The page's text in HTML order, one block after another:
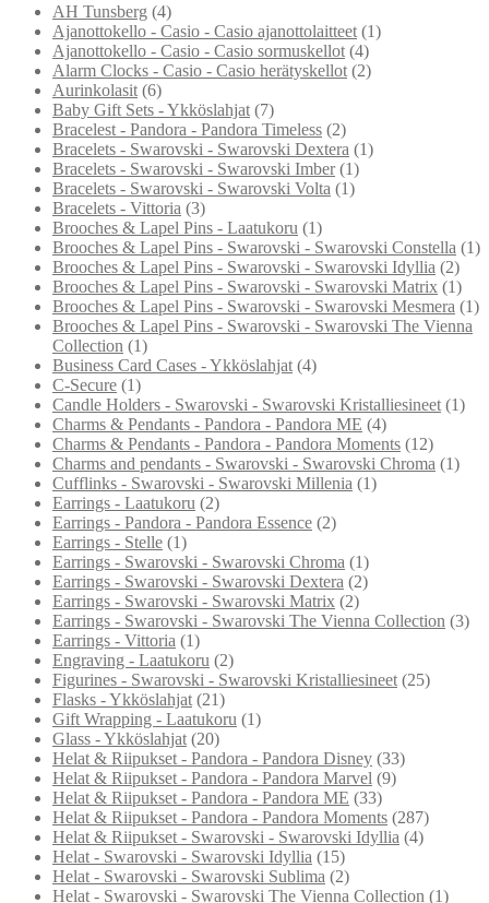
AH Tunsberg (4)
Ajanottokello - Casio - Casio ajanottolaitteet (1)
Ajanottokello - Casio - Casio sormuskellot (4)
Alarm Clocks - Casio - Casio herätyskellot (2)
Aurinkolasit (6)
Baby Gift Sets - Ykköslahjat (7)
Bracelest - Pandora - Pandora Timeless (2)
Bracelets - Swarovski - Swarovski Dextera (1)
Bracelets - Swarovski - Swarovski Imber (1)
Bracelets - Swarovski - Swarovski Volta (1)
Bracelets - Vittoria (3)
Brooches & Lapel Pins - Laatukoru (1)
Brooches & Lapel Pins - Swarovski - Swarovski Constella (1)
Brooches & Lapel Pins - Swarovski - Swarovski Idyllia (2)
Brooches & Lapel Pins - Swarovski - Swarovski Matrix (1)
Brooches & Lapel Pins - Swarovski - Swarovski Mesmera (1)
Brooches & Lapel Pins - Swarovski - Swarovski The Vienna
Collection (1)
Business Card Cases - Ykköslahjat (4)
C-Secure (1)
Candle Holders - Swarovski - Swarovski Kristalliesineet (1)
Charms & Pendants - Pandora - Pandora ME (4)
Charms & Pendants - Pandora - Pandora Moments (12)
Charms and pendants - Swarovski - Swarovski Chroma (1)
Cufflinks - Swarovski - Swarovski Millenia (1)
Earrings - Laatukoru (2)
Earrings - Pandora - Pandora Essence (2)
Earrings - Stelle (1)
Earrings - Swarovski - Swarovski Chroma (1)
Earrings - Swarovski - Swarovski Dextera (2)
Earrings - Swarovski - Swarovski Matrix (2)
Earrings - Swarovski - Swarovski The Vienna Collection (3)
Earrings - Vittoria (1)
Engraving - Laatukoru (2)
Figurines - Swarovski - Swarovski Kristalliesineet (25)
Flasks - Ykköslahjat (21)
Gift Wrapping - Laatukoru (1)
Glass - Ykköslahjat (20)
Helat & Riipukset - Pandora - Pandora Disney (33)
Helat & Riipukset - Pandora - Pandora Marvel (9)
Helat & Riipukset - Pandora - Pandora ME (33)
Helat & Riipukset - Pandora - Pandora Moments (287)
Helat & Riipukset - Swarovski - Swarovski Idyllia (4)
Helat - Swarovski - Swarovski Idyllia (15)
Helat - Swarovski - Swarovski Sublima (2)
Helat - Swarovski - Swarovski The Vienna Collection (1)